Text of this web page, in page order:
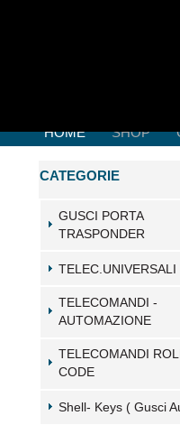
HOME SHOP
CATEGORIE
GUSCI PORTA
TRASPONDER
TELEC.UNIVERSALI
TELECOMANDI -
AUTOMAZIONE
TELECOMANDI
CODE
Shell- Keys ( Gusci